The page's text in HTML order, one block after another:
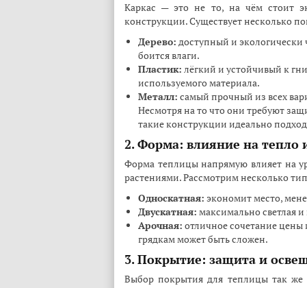
Каркас — это не то, на чём стоит
конструкции. Существует несколько
Дерево: доступный и экологически
боится влаги.
Пластик: лёгкий и устойчивый к
используемого материала.
Металл: самый прочный из всех
Несмотря на то что они требуют
такие конструкции идеально
2. Форма: влияние на тепло
Форма теплицы напрямую влияет на
растениями. Рассмотрим несколько
Односкатная: экономит место,
Двускатная: максимально светлая
Арочная: отличное сочетание цены
грядкам может быть сложен.
3. Покрытие: защита и
Выбор покрытия для теплицы так же